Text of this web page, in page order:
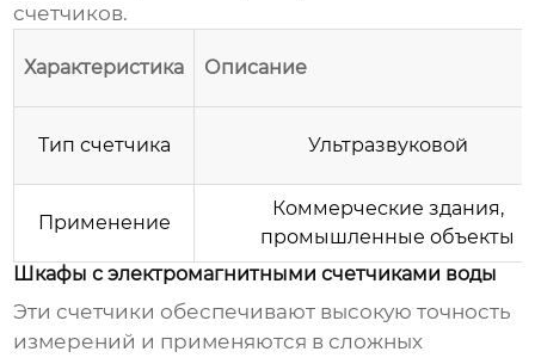
счетчиков.
Характеристика Описание
Тип счетчика Ультразвуковой
Применение
Коммерческие здания,
промышленные объекты
Шкафы с электромагнитными счетчиками воды
Эти счетчики обеспечивают высокую точность
измерений и применяются в сложных